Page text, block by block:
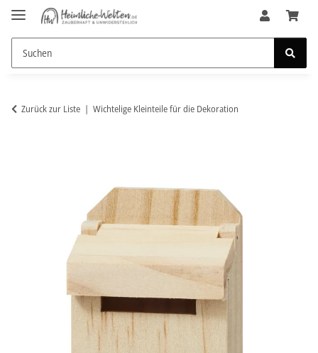
Zurück zur Liste Wichtelige Kleinteile für die Dekoration